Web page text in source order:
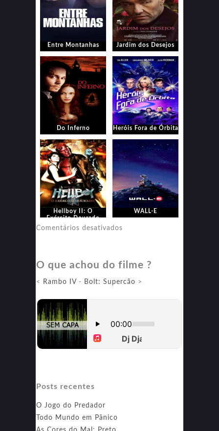
Entre Montanhas Jardim dos Desejos
Do Inferno Heróis Fora de Órbita
Hellboy II: O
Exército Dourado
WALL-E
Comentários desativados
O que achou do filme ?
< Rambo IV - Bolt: Supercão >
Posts recentes
O Jogo do Predador
Todo Mundo em Pânico